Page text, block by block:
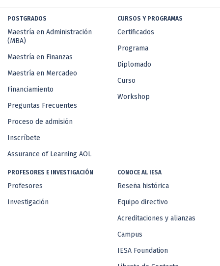
POSTGRADOS
Maestría en Administración
(MBA)
Maestría en Finanzas
Maestría en Mercadeo
Financiamiento
Preguntas Frecuentes
Proceso de admisión
Inscríbete
Assurance of Learning AOL
CURSOS Y PROGRAMAS
Certificados
Programa
Diplomado
Curso
Workshop
PROFESORES E INVESTIGACIÓN
Profesores
Investigación
CONOCE AL IESA
Reseña histórica
Equipo directivo
Acreditaciones y alianzas
Campus
IESA Foundation